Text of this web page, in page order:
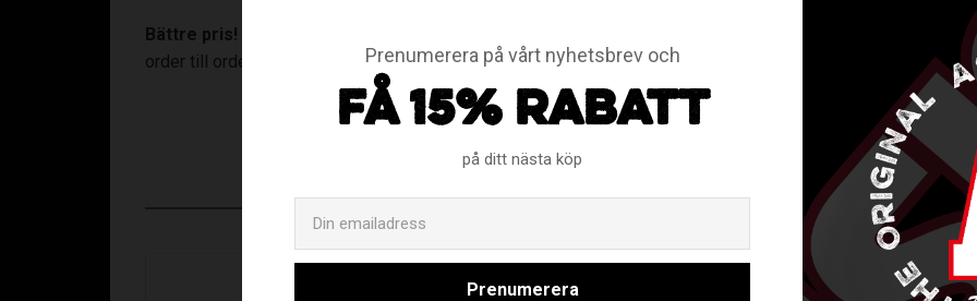
Bättre pris! Gör en samlad beställning om minst 5 plagg och köp för 479:- st. Ladda ner Bergs IKs
order till order@assist.se.
RELATERADE PRODUKTER
Prenumerera på vårt nyhetsbrev och
FÅ 15% RABATT
på ditt nästa köp
Prenumerera